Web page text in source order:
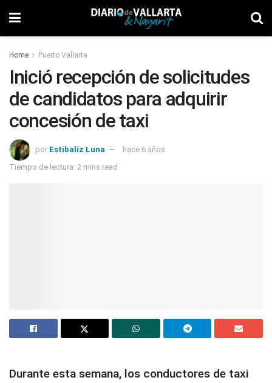
Home Puerto Vallarta
Inició recepción de solicitudes
de candidatos para adquirir
concesión de taxi
por Estibaliz Luna
hace 6 años
Tiempo de lectura: 2 mins read
Durante esta semana, los conductores de taxi